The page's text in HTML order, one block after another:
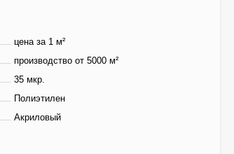
цена за 1 м²
производство от 5000 м²
35 мкр.
Полиэтилен
Акриловый